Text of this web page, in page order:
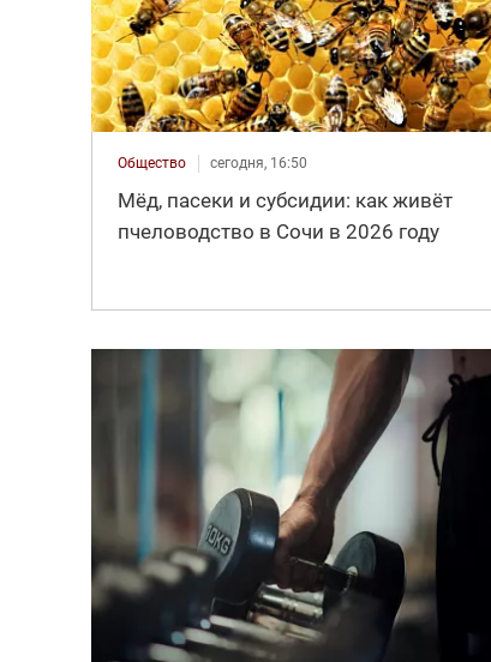
Общество сегодня, 16:50
Мёд, пасеки и субсидии: как живёт
пчеловодство в Сочи в 2026 году